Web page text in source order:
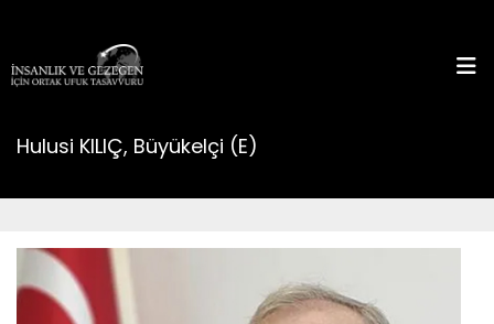
Hulusi KILIÇ, Büyükelçi (E)